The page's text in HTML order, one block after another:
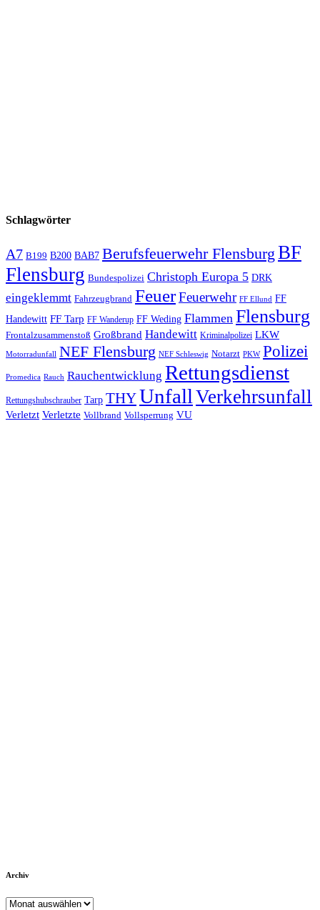
Schlagwörter
A7 B199 B200 BAB7 Berufsfeuerwehr Flensburg BF
Flensburg Bundespolizei Christoph Europa 5 DRK
eingeklemmt Fahrzeugbrand FeuerFeuerwehr FF Ellund FF
Handewitt FF Tarp FF Wanderup FF Weding Flammen Flensburg
Frontalzusammenstoß Großbrand Handewitt Kriminalpolizei LKW
Motorradunfall NEF Flensburg NEF Schleswig Notarzt PKW Polizei
Promedica Rauch Rauchentwicklung Rettungsdienst
Rettungshubschrauber Tarp THYUnfall Verkehrsunfall
Verletzt Verletzte Vollbrand Vollsperrung VU
Archiv
Archiv